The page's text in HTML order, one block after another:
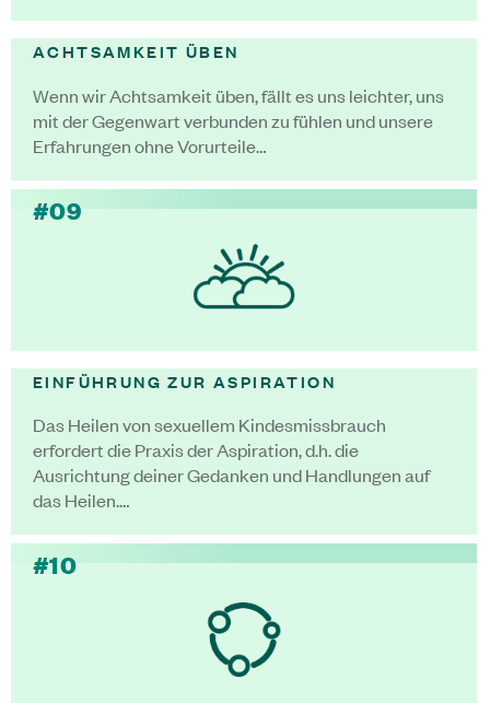
ACHTSAMKEIT ÜBEN
Wenn wir Achtsamkeit üben, fällt es uns leichter, uns
mit der Gegenwart verbunden zu fühlen und unsere
Erfahrungen ohne Vorurteile…
#09
EINFÜHRUNG ZUR ASPIRATION
Das Heilen von sexuellem Kindesmissbrauch
erfordert die Praxis der Aspiration, d.h. die
Ausrichtung deiner Gedanken und Handlungen auf
das Heilen.…
#10